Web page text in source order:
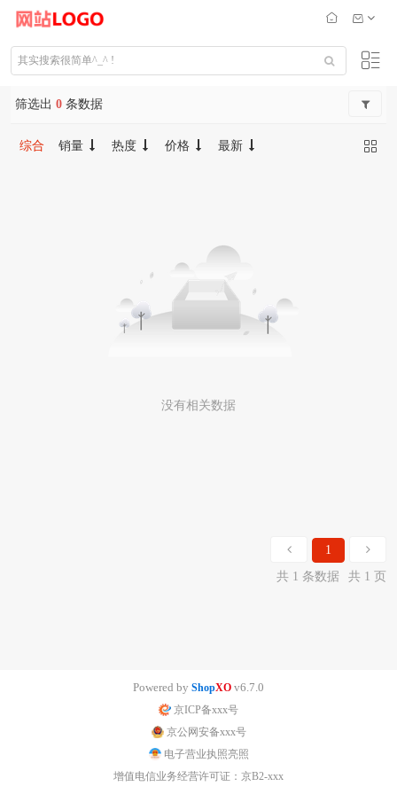
筛选出 0 条数据
综合 销量 热度 价格 最新
没有相关数据
1
共 1 条数据
共 1 页
Powered by ShopXO v6.7.0
京ICP备xxx号
京公网安备xxx号
电子营业执照亮照
增值电信业务经营许可证：京B2-xxx